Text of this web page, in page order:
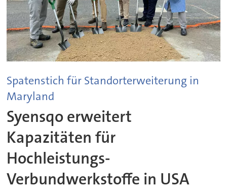
Spatenstich für Standorterweiterung in
Maryland
Syensqo erweitert
Kapazitäten für
Hochleistungs-
Verbundwerkstoffe in USA